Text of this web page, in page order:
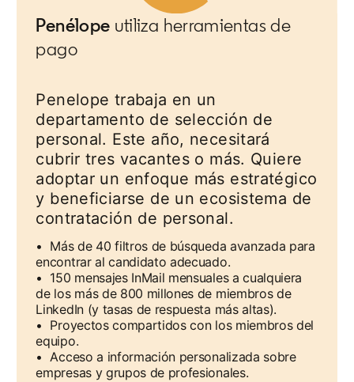
Penélope utiliza herramientas de
pago
Penelope trabaja en un
departamento de selección de
personal. Este año, necesitará
cubrir tres vacantes o más. Quiere
adoptar un enfoque más estratégico
y beneficiarse de un ecosistema de
contratación de personal.
• Más de 40 filtros de búsqueda avanzada para
encontrar al candidato adecuado.
• 150 mensajes InMail mensuales a cualquiera
de los más de 800 millones de miembros de
LinkedIn (y tasas de respuesta más altas).
• Proyectos compartidos con los miembros del
equipo.
• Acceso a información personalizada sobre
empresas y grupos de profesionales.